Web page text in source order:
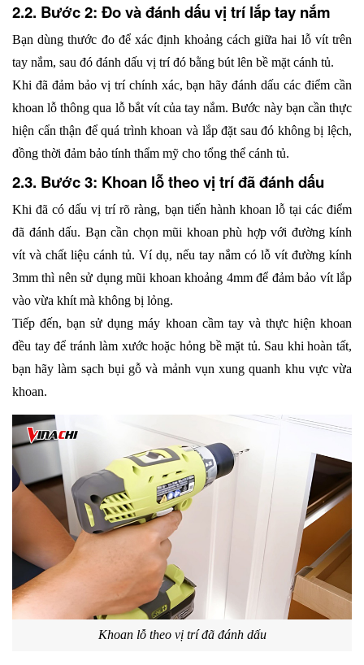
2.2. Bước 2: Đo và đánh dấu vị trí lắp tay nắm
Bạn dùng thước đo để xác định khoảng cách giữa hai lỗ vít trên
tay nắm, sau đó đánh dấu vị trí đó bằng bút lên bề mặt cánh tủ.
Khi đã đảm bảo vị trí chính xác, bạn hãy đánh dấu các điểm cần
khoan lỗ thông qua lỗ bắt vít của tay nắm. Bước này bạn cần thực
hiện cẩn thận để quá trình khoan và lắp đặt sau đó không bị lệch,
đồng thời đảm bảo tính thẩm mỹ cho tổng thể cánh tủ.
2.3. Bước 3: Khoan lỗ theo vị trí đã đánh dấu
Khi đã có dấu vị trí rõ ràng, bạn tiến hành khoan lỗ tại các điểm
đã đánh dấu. Bạn cần chọn mũi khoan phù hợp với đường kính
vít và chất liệu cánh tủ. Ví dụ, nếu tay nắm có lỗ vít đường kính
3mm thì nên sử dụng mũi khoan khoảng 4mm để đảm bảo vít lắp
vào vừa khít mà không bị lỏng.
Tiếp đến, bạn sử dụng máy khoan cầm tay và thực hiện khoan
đều tay để tránh làm xước hoặc hỏng bề mặt tủ. Sau khi hoàn tất,
bạn hãy làm sạch bụi gỗ và mảnh vụn xung quanh khu vực vừa
khoan.
Khoan lỗ theo vị trí đã đánh dấu